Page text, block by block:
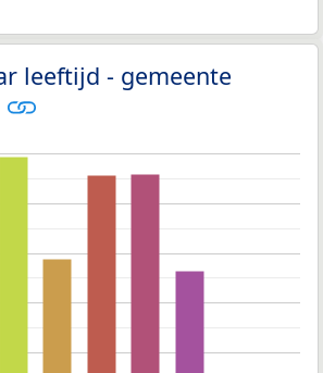
leeftijd - gemeente